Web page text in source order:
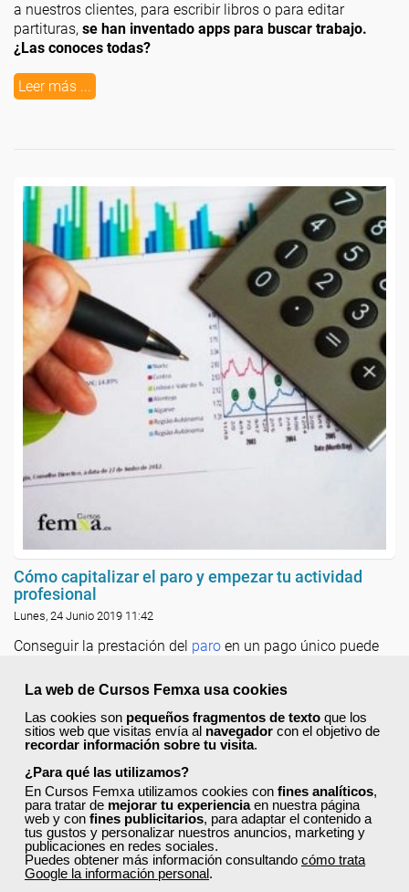
La web de Cursos Femxa usa cookies
Las cookies son pequeños fragmentos de texto que los
sitios web que visitas envía al navegador con el objetivo de
recordar información sobre tu visita.
¿Para qué las utilizamos?
En Cursos Femxa utilizamos cookies con fines analíticos,
para tratar de mejorar tu experienciaen nuestra página
web y con fines publicitarios, para adaptar el contenido a
tus gustos y personalizar nuestros anuncios, marketing y
publicaciones en redes sociales.
Puedes obtener más información consultando cómo trata
Google la información personal.
a nuestros clientes, para escribir libros o para editar
partituras, se han inventado apps para buscar trabajo.
¿Las conoces todas?
Leer más ...
Cómo capitalizar el paro y empezar tu actividad
profesional
Lunes, 24 Junio 2019 11:42
Conseguir la prestación del paro en un pago único puede
autoempleo. A este proceso se le denomina capitalización
la inversión, que ha de ser exclusivamente empresarial.